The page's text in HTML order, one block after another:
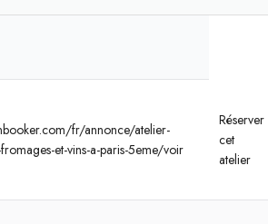
fr/annonce/atelier-
et-vins-a-paris-5eme/voir
Réserver
cet
atelier